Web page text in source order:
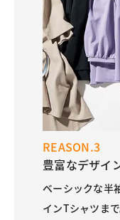
REASON.3
豊富なデザイ
ベーシックな半
インTシャツま